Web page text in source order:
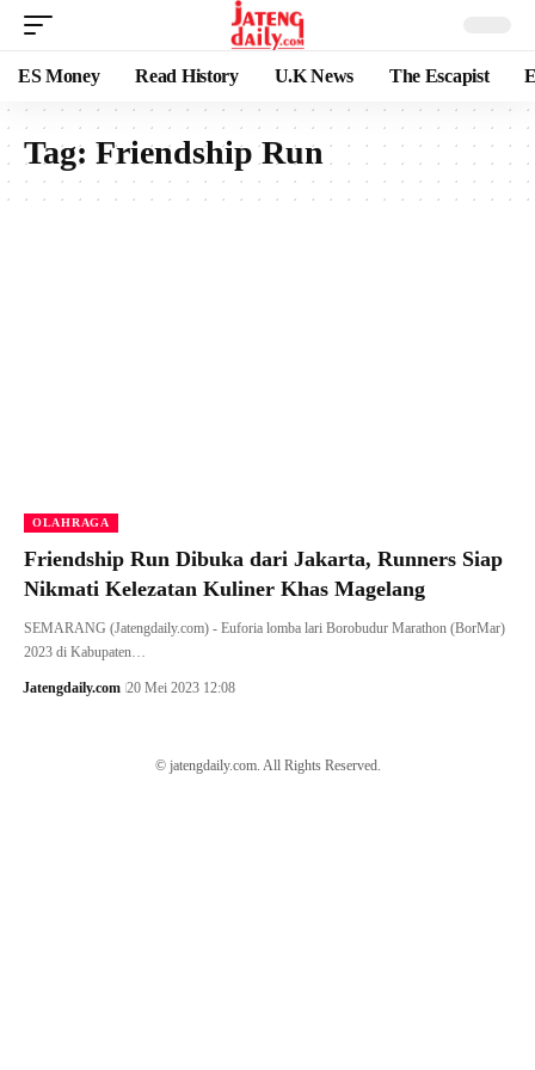
ES Money Read History U.K News The Escapist
Tag: Friendship Run
OLAHRAGA
Friendship Run Dibuka dari Jakarta, Runners Siap
Nikmati Kelezatan Kuliner Khas Magelang
SEMARANG (Jatengdaily.com) - Euforia lomba lari Borobudur Marathon (BorMar)
2023 di Kabupaten…
Jatengdaily.com 20 Mei 2023 12:08
© jatengdaily.com. All Rights Reserved.